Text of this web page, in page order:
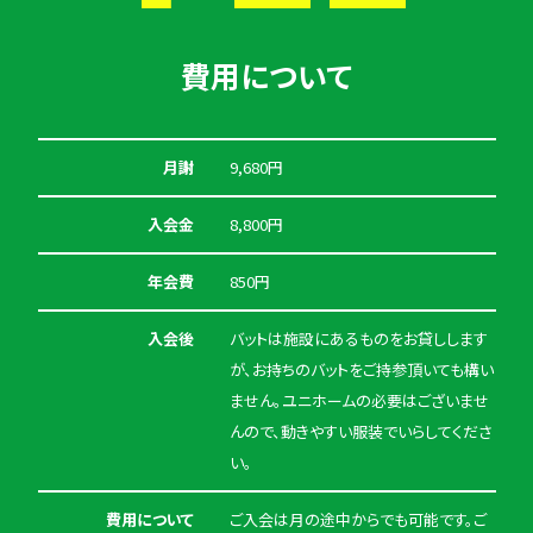
費用について
月謝 9,680円
入会金 8,800円
年会費 850円
入会後
バットは施設にあるものをお貸しします
が、お持ちのバットをご持参頂いても構い
ません。ユニホームの必要はございませ
んので、動きやすい服装でいらしてくださ
い。
費用について
ご入会は月の途中からでも可能です。ご